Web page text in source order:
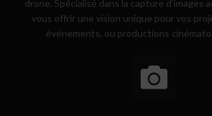
drone. Spécialisé dans la capture d'images
vous offrir une vision unique pour vos
événements, ou productions